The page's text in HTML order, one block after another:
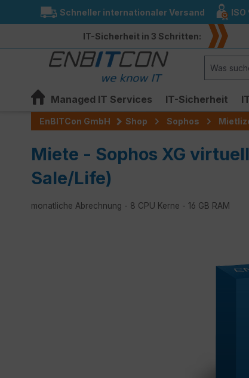
Zur Hauptnavigation springen
Schneller internationaler Versand
IT-Sicherheit in 3 Schritten:
Managed IT Services IT-Sicherheit
EnBITCon GmbH Shop Sophos
Miete - Sophos XG
Sale/Life)
monatliche Abrechnung - 8 CPU Kerne - 16 GB RAM